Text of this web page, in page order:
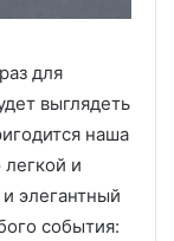
для
выглядеть
наша
и
элегантный
события: